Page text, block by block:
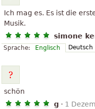
Ich mag es. Es ist die
Musik.
simone
Sprache: Englisch Deutsch
schön
g · 1